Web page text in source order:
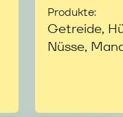
Produkte:
Getreide,
Nüsse,